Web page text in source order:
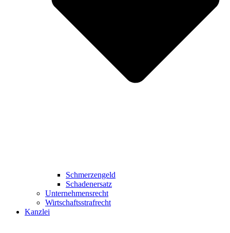
Schmerzengeld
Schadenersatz
Unternehmensrecht
Wirtschaftsstrafrecht
Kanzlei